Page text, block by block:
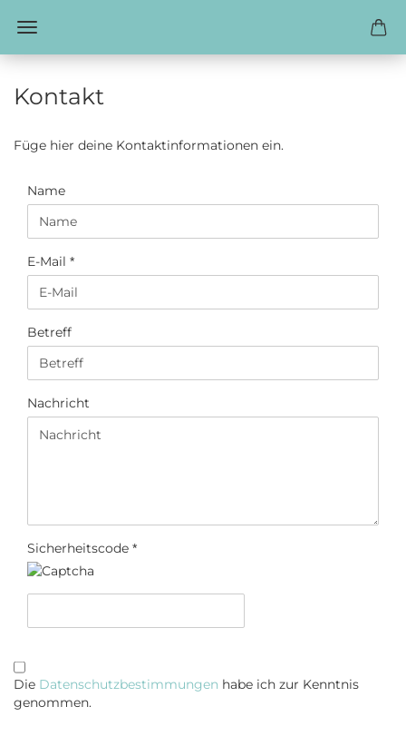
Kontakt
Füge hier deine Kontaktinformationen ein.
KONTAKT
Name
E-Mail
Betreff
Nachricht
Sicherheitscode
DATENSCHUTZBESTIMMUNGEN
Die Datenschutzbestimmungen habe ich zur Kenntnis
genommen.